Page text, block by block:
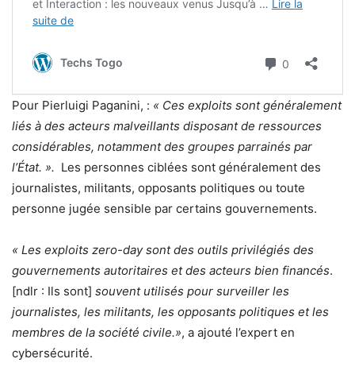
Pour Pierluigi Paganini, : « Ces exploits sont généralement
liés à des acteurs malveillants disposant de ressources
considérables, notamment des groupes parrainés par
l’État. ». Les personnes ciblées sont généralement des
journalistes, militants, opposants politiques ou toute
personne jugée sensible par certains gouvernements.
« Les exploits zero-day sont des outils privilégiés des
gouvernements autoritaires et des acteurs bien financés.
[ndlr : Ils sont] souvent utilisés pour surveiller les
journalistes, les militants, les opposants politiques et les
membres de la société civile.», a ajouté l’expert en
cybersécurité.